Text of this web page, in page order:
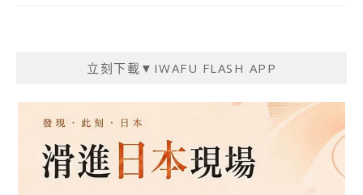
立刻下載▼IWAFU FLASH APP